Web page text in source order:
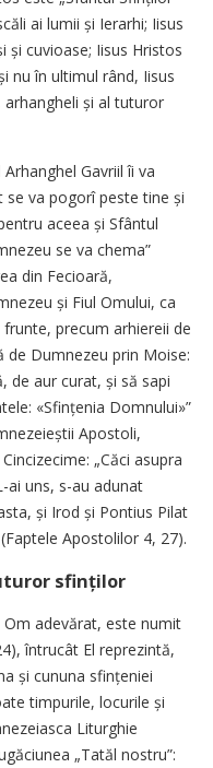
ai lumii și Ierarhi; Iisus
și cuvioase; Iisus Hristos
nu în ultimul rând, Iisus
arhangheli și al tuturor
Gavriil îi va
se va pogorî peste tine și
aceea și Sfântul
se va chema”
din Fecioară,
și Fiul Omului, ca
precum arhiereii de
de Dumnezeu prin Moise:
de aur curat, și să sapi
«Sfințenia Domnului»”
Apostoli,
„Căci asupra
ai uns, s-au adunat
și Irod și Pontius Pilat
Apostolilor 4, 27).
sfinților
adevărat, este numit
întrucât El reprezintă,
și cununa sfințeniei
timpurile, locurile și
Liturghie
„Tatăl nostru”: